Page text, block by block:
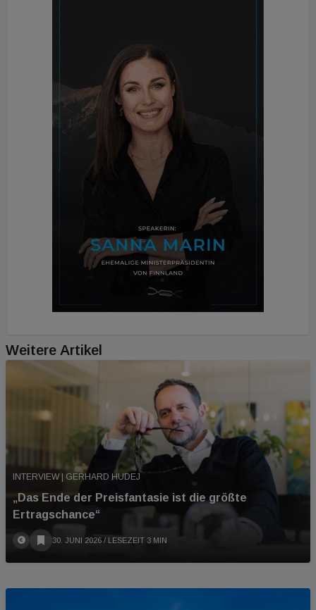
Weitere Artikel
INTERVIEW | GERHARD HUDEJ
„Das Ende der Preisfantasie ist die größte
Ertragschance“
30. JUNI 2026 / LESEZEIT 3 MIN